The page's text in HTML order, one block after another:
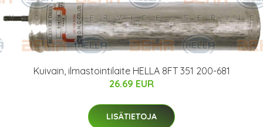
Kuivain, ilmastointilaite HELLA 8FT 351 200-681
26.69 EUR
LISÄTIETOJA